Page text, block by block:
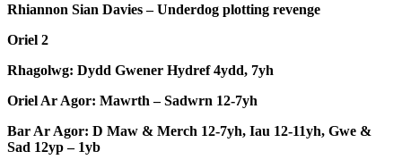
Rhiannon Sian Davies – Underdog plotting revenge
Oriel 2
Rhagolwg: Dydd Gwener Hydref 4ydd, 7yh
Oriel Ar Agor: Mawrth – Sadwrn 12-7yh
Bar Ar Agor: D Maw & Merch 12-7yh, Iau 12-11yh, Gwe &
Sad 12yp – 1yb